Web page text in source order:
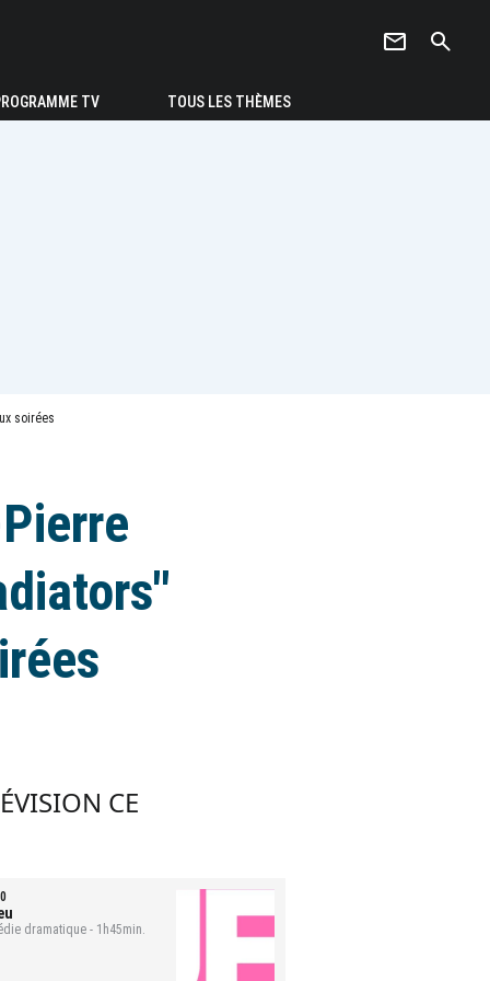
newsletter search
TV TOUS LES THÈMES
soirées
CE
dramatique - 1h45min.